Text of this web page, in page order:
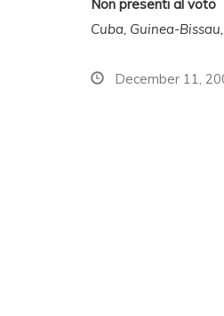
Non presenti al voto
Cuba, Guinea-
December 11,